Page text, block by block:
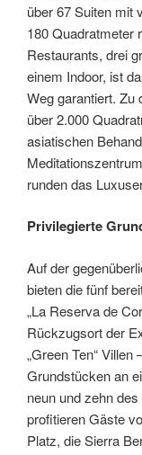
über 67 Suiten mit
180 Quadratmeter
Restaurants, drei
einem Indoor, ist
Weg garantiert. Zu
über 2.000
asiatischen
runden das
Privilegierte
Auf der
bieten die fünf
„La Reserva de
Rückzugsort der
„Green Ten“
Grundstücken an
neun und zehn
profitieren Gäste
Platz, die Sierra